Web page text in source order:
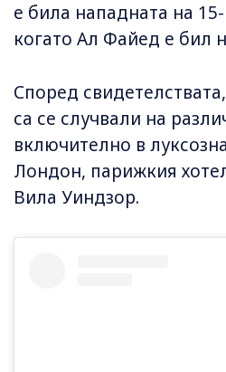
е била нападната на
когато Ал Файед е бил
Според
са се случвали на
включително в
Лондон, парижкия
Вила Уиндзор.